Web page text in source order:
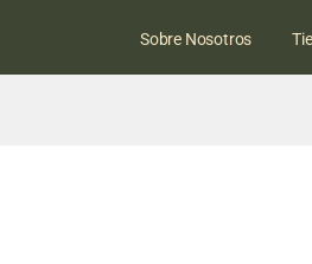
Sobre Nosotros